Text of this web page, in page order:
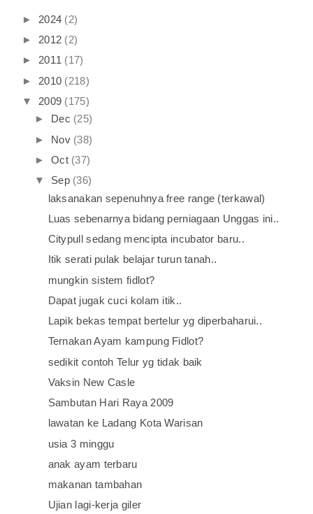
► 2024 (2)
► 2012 (2)
► 2011 (17)
► 2010 (218)
▼ 2009 (175)
► Dec (25)
► Nov (38)
► Oct (37)
▼ Sep (36)
laksanakan sepenuhnya free range (terkawal)
Luas sebenarnya bidang perniagaan Unggas ini..
Citypull sedang mencipta incubator baru..
Itik serati pulak belajar turun tanah..
mungkin sistem fidlot?
Dapat jugak cuci kolam itik..
Lapik bekas tempat bertelur yg diperbaharui..
Ternakan Ayam kampung Fidlot?
sedikit contoh Telur yg tidak baik
Vaksin New Casle
Sambutan Hari Raya 2009
lawatan ke Ladang Kota Warisan
usia 3 minggu
anak ayam terbaru
makanan tambahan
Ujian lagi-kerja giler